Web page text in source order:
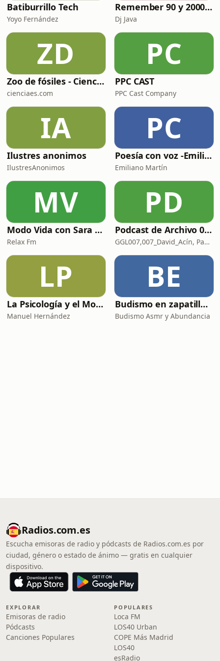
Batiburrillo Tech
Yoyo Fernández
Remember 90 y 2000 en PLAY WITH ME by Dj Java
Dj Java
ZD
Zoo de fósiles - Cienciaes.com
cienciaes.com
PC
PPC CAST
PPC Cast Company
IA
Ilustres anonimos
IlustresAnonimos
PC
Poesía con voz -Emiliano Martín- Podcasts
Emiliano Martín
MV
Modo Vida con Sara Manzaneque
Relax Fm
PD
Podcast de Archivo 007
GGL007,007_David_Acín, Pablo_Ortega, 58, AlbertoBond y Claalc
LP
La Psicología y el Modelo Parcuve®
Manuel Hernández
BE
Budismo en zapatillas, El budismo sin sermones
Budismo Asmr y Abundancia
Radios.com.es
Escucha emisoras de radio y pódcasts de Radios.com.es por
ciudad, género o estado de ánimo — gratis en cualquier
dispositivo.
EXPLORAR
Emisoras de radio
Pódcasts
Canciones Populares
POPULARES
Loca FM
LOS40 Urban
COPE Más Madrid
LOS40
esRadio